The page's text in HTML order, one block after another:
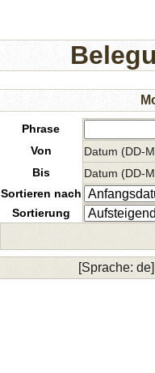
Phrase
Von
Datum (DD-
Bis
Datum (DD-
Sortieren nach
Sortierung
[Sprache: